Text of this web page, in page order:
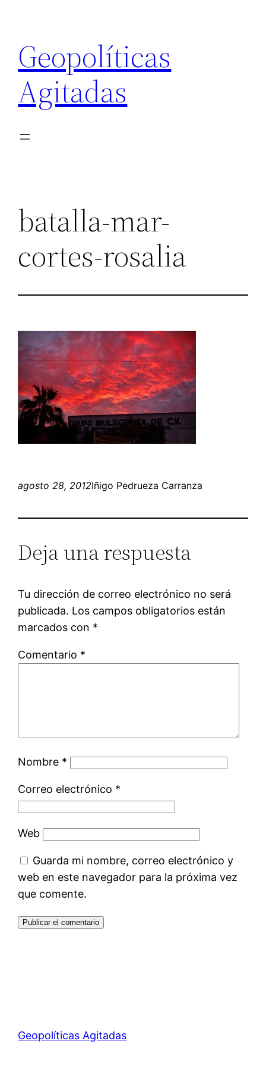
contenido
Geopolíticas
Agitadas
batalla-mar-
cortes-rosalia
agosto 28, 2012Iñigo Pedrueza Carranza
Deja una respuesta
Tu dirección de correo electrónico no será
publicada. Los campos obligatorios están
marcados con *
Comentario *
Nombre *
Correo electrónico *
Web
Guarda mi nombre, correo electrónico y
web en este navegador para la próxima vez
que comente.
Geopolíticas Agitadas